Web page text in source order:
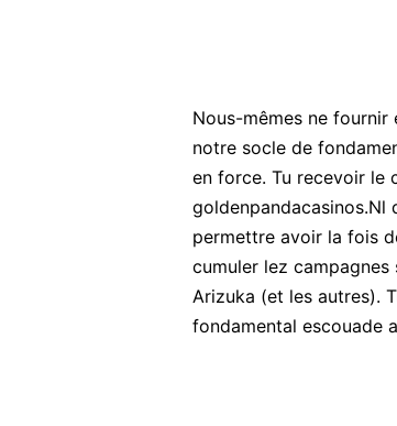
Nous-mêmes ne
notre socle de
en force. Tu recevoir le
goldenpandacasinos.Nl
permettre avoir la fois
cumuler lez
Arizuka (et les autres).
fondamental escouade